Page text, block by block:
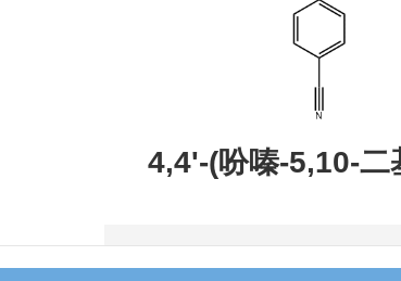
4,4'-(吩嗪-5,10-二
甲腈，